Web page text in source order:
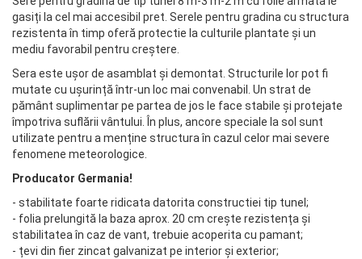
gasiți la cel mai accesibil pret. Serele pentru gradina cu structura
rezistenta în timp oferă protectie la culturile plantate și un
mediu favorabil pentru creștere.
Sera este ușor de asamblat și demontat. Structurile lor pot fi
mutate cu ușurință într-un loc mai convenabil. Un strat de
pământ suplimentar pe partea de jos le face stabile și protejate
împotriva suflării vântului. În plus, ancore speciale la sol sunt
utilizate pentru a menține structura în cazul celor mai severe
fenomene meteorologice.
Producator Germania!
- stabilitate foarte ridicata datorita constructiei tip tunel;
- folia prelungită la baza aprox. 20 cm crește rezistența și
stabilitatea în caz de vant, trebuie acoperita cu pamant;
- țevi din fier zincat galvanizat pe interior și exterior;